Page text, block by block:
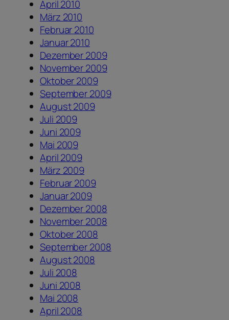
April 2010
März 2010
Februar 2010
Januar 2010
Dezember 2009
November 2009
Oktober 2009
September 2009
August 2009
Juli 2009
Juni 2009
Mai 2009
April 2009
März 2009
Februar 2009
Januar 2009
Dezember 2008
November 2008
Oktober 2008
September 2008
August 2008
Juli 2008
Juni 2008
Mai 2008
April 2008